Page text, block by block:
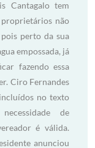
Cantagalo tem
não
perto da sua
empossada, já
fazendo essa
Ciro Fernandes
no texto
de
é válida.
anunciou